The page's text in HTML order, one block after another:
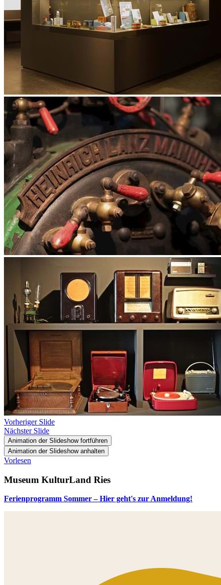
Vorheriger Slide
Nächster Slide
Animation der Slideshow fortführen
Animation der Slideshow anhalten
Vorlesen
Museum KulturLand Ries
Ferienprogramm Sommer – Hier geht's zur Anmeldung!